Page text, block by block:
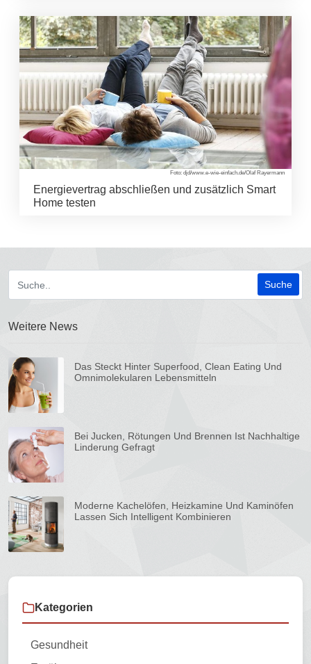
Foto: djd/www.e-wie-einfach.de/Olaf Rayermann
Energievertrag abschließen und zusätzlich Smart
Home testen
Weitere News
Das Steckt Hinter Superfood, Clean Eating Und
Omnimolekularen Lebensmitteln
Bei Jucken, Rötungen Und Brennen Ist Nachhaltige
Linderung Gefragt
Moderne Kachelöfen, Heizkamine Und Kaminöfen
Lassen Sich Intelligent Kombinieren
Kategorien
Gesundheit